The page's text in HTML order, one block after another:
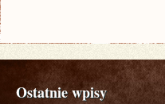
Ostatnie wpisy